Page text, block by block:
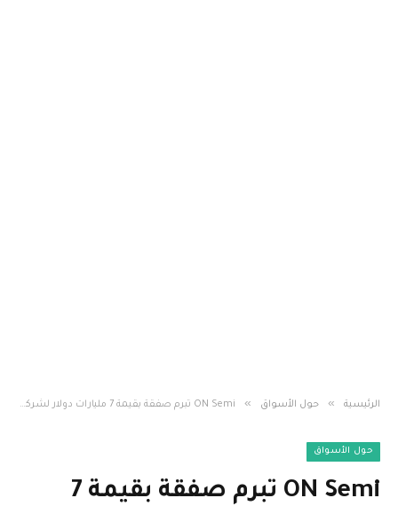
الرئيسية » حول الأسواق » ON Semi تبرم صفقة بقيمة 7 مليارات دولار لشركة Synaptics في مجال الدفع بالذكاء الاصطناعي الفعلي
حول الأسواق
ON Semi تبرم صفقة بقيمة 7